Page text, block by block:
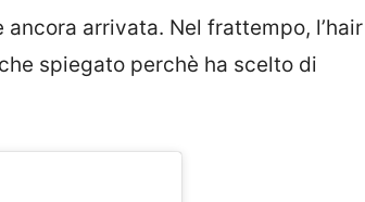
arrivata. Nel frattempo, l’hair
spiegato perchè ha scelto di